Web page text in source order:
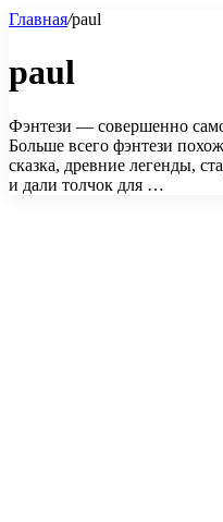
Главная/paul
paul
Фэнтези — совершенно
Больше всего фэнтези
сказка, древние легенды,
и дали толчок для …